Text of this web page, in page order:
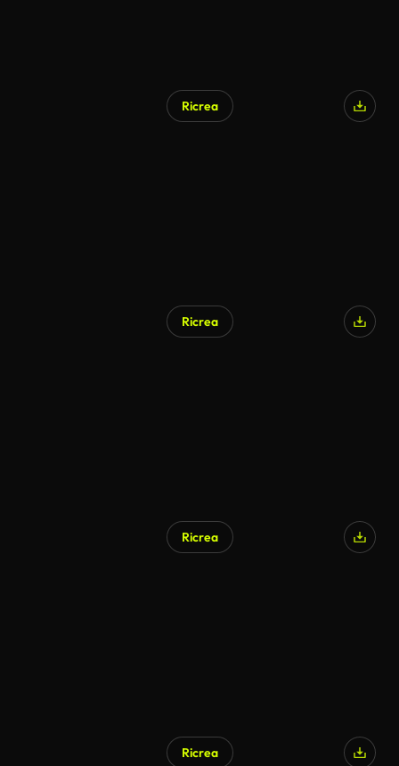
Ricrea
Ricrea
Ricrea
Ricrea